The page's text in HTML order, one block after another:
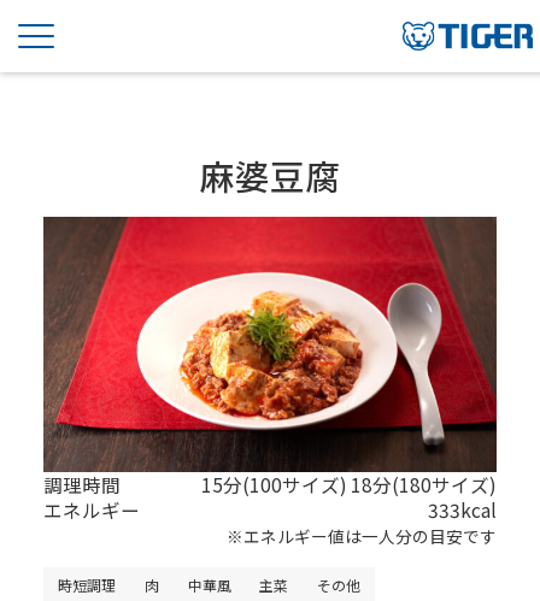
麻婆豆腐
調理時間
15分(100サイズ) 18分(180サイズ)
エネルギー
333kcal
※エネルギー値は一人分の目安です
時短調理 肉 中華風 主菜 その他